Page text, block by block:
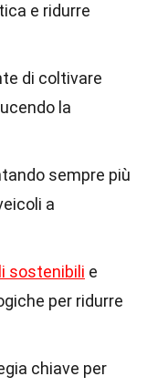
e ridurre
di coltivare
la
sempre più
a
sostenibili e
per ridurre
chiave per